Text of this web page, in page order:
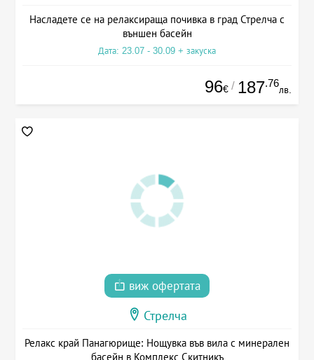
Насладете се на релаксираща почивка в град Стрелча с
външен басейн
Дата: 23.07 - 30.09 + закуска
96€ / 187.76
лв.
виж офертата
Стрелча
Релакс край Панагюрище: Нощувка във вила с минерален
басейн в Комплекс Скитникъ